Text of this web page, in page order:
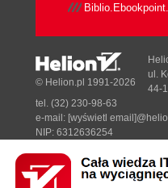
Designed with ♥ byTonik.pl
© Helion.pl 1991-2026
ul.
44-
tel. (32) 230-98-63
e-mail: [wyświetl
NIP: 6312636254